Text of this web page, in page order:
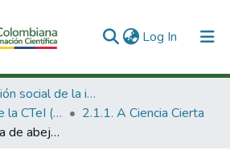
Log In (current)
2. Apropiación social de la información en Ciencia Tecnología e Innovación
2.1 Divulgación de la CTeI (Nueva)
2.1.1. A Ciencia Cierta
Selección genética de abejas : experiencia ganadora concurso a ciencia cierta 2015.